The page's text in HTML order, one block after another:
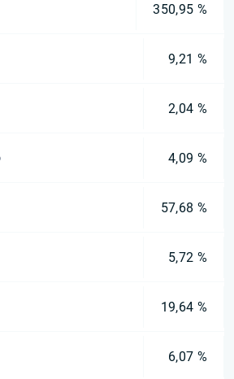
350,95 %
9,21 %
2,04 %
4,09 %
57,68 %
5,72 %
19,64 %
6,07 %